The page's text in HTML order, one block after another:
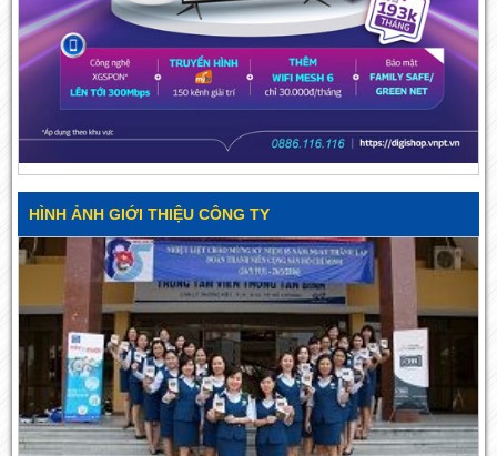
HÌNH ẢNH GIỚI THIỆU CÔNG TY